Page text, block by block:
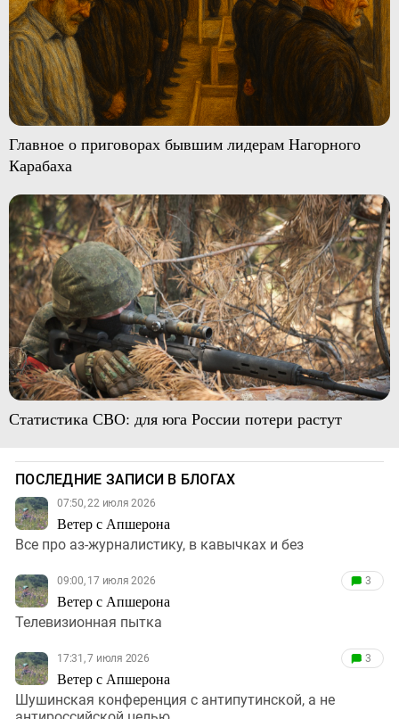
Главное о приговорах бывшим лидерам Нагорного
Карабаха
Статистика СВО: для юга России потери растут
ПОСЛЕДНИЕ ЗАПИСИ В БЛОГАХ
07:50, 22 июля 2026
Ветер с Апшерона
Все про аз-журналистику, в кавычках и без
09:00, 17 июля 2026
Ветер с Апшерона
3
Телевизионная пытка
17:31, 7 июля 2026
Ветер с Апшерона
3
Шушинская конференция с антипутинской, а не